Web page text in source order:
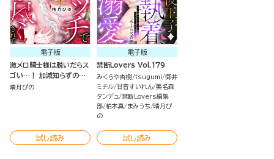
電子版
激メロ騎士様は脱いだらス
ゴい…！ 加減知らずのむ
さぼりエッチで抱き尽くさ
晴月ぴの
試し読み
電子版
禁断Lovers Vol.179
みくらや杏樹 tsugumi 御井
ミチル 甘音すいれん 美名森
タンデュ 禁断Lovers編集
部 柏木真 まみうち
晴月ぴ
の
試し読み